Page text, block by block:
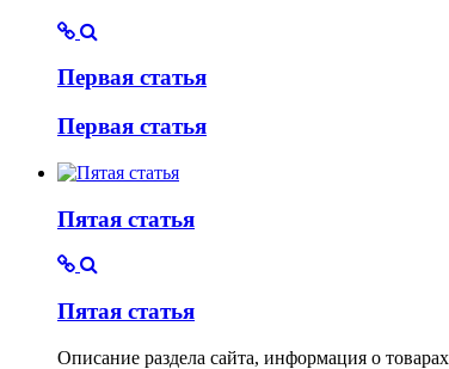
Первая статья
Первая статья
Пятая статья
Пятая статья
Описание раздела сайта, информация о